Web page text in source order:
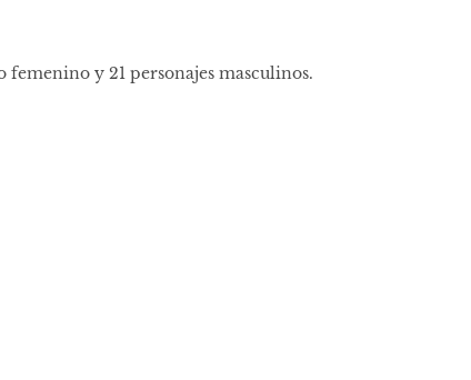
femenino y 21 personajes masculinos.